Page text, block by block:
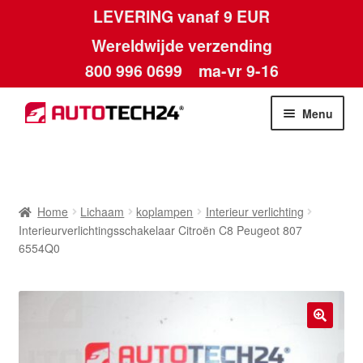
LEVERING vanaf 9 EUR
Wereldwijde verzending
800 996 0699 ma-vr 9-16
Ga
door
Ga
naar
Menu
Algemene voorwaarden
Betalingen
Home Lichaam koplampen
Interieur verlichting
Interieurverlichtingsschakelaar Citroën C8 Peugeot 807
6554Q0